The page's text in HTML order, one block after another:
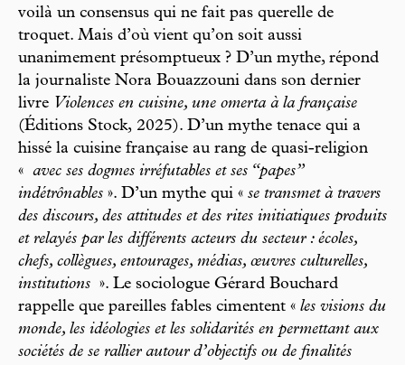
voilà un consensus qui ne fait pas querelle de
troquet. Mais d’où vient qu’on soit aussi
unanimement présomptueux ? D’un mythe, répond
la journaliste Nora Bouazzouni dans son dernier
livre Violences en cuisine, une omerta à la française
(Éditions Stock, 2025). D’un mythe tenace qui a
hissé la cuisine française au rang de quasi-religion
« avec ses dogmes irréfutables et ses “papes”
indétrônables ». D’un mythe qui « se transmet à travers
des discours, des attitudes et des rites initiatiques produits
et relayés par les différents acteurs du secteur : écoles,
chefs, collègues, entourages, médias, œuvres culturelles,
institutions ». Le sociologue Gérard Bouchard
rappelle que pareilles fables cimentent « les visions du
monde, les idéologies et les solidarités en permettant aux
sociétés de se rallier autour d’objectifs ou de finalités